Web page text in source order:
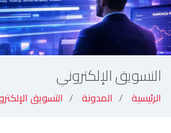
التسويق الإلكتروني
الرئيسية المدونة التسويق